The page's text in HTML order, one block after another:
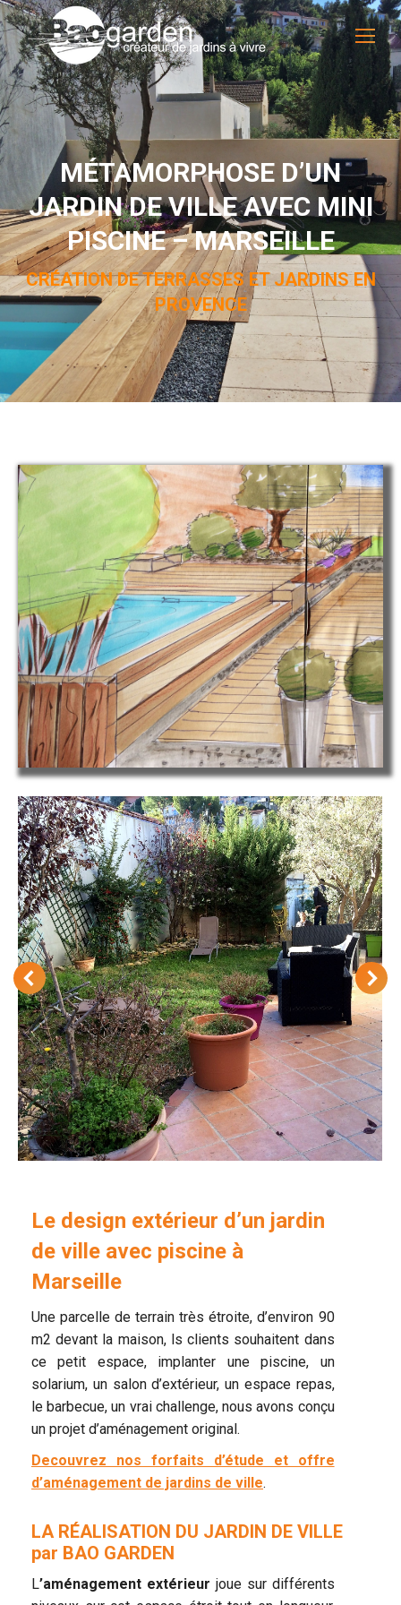
MÉTAMORPHOSE D’UN
JARDIN DE VILLE AVEC MINI
PISCINE – MARSEILLE
CRÉATION DE TERRASSES ET JARDINS EN
PROVENCE
Le design extérieur d’un jardin
de ville avec piscine à
Marseille
Une parcelle de terrain très étroite, d’environ 90
m2 devant la maison, ls clients souhaitent dans
ce petit espace, implanter une piscine, un
solarium, un salon d’extérieur, un espace repas,
le barbecue, un vrai challenge, nous avons conçu
un projet d’aménagement original.
Decouvrez nos forfaits d’étude et offre
d’aménagement de jardins de ville.
LA RÉALISATION DU JARDIN DE VILLE
par BAO GARDEN
L’aménagement extérieur joue sur différents